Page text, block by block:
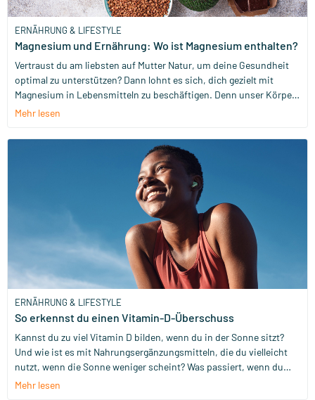
ERNÄHRUNG & LIFESTYLE
Magnesium und Ernährung: Wo ist Magnesium enthalten?
Vertraust du am liebsten auf Mutter Natur, um deine Gesundheit
optimal zu unterstützen? Dann lohnt es sich, dich gezielt mit
Magnesium in Lebensmitteln zu beschäftigen. Denn unser Körper
hat es wirklich nötig, dieses Mineral zu bekommen! Wir zeigen dir,
Einkaufszettel nicht fehlen sollten, damit es gar nicht erst dazu
Mehr lesen
ERNÄHRUNG & LIFESTYLE
So erkennst du einen Vitamin-D-Überschuss
Kannst du zu viel Vitamin D bilden, wenn du in der Sonne sitzt?
Und wie ist es mit Nahrungsergänzungsmitteln, die du vielleicht
nutzt, wenn die Sonne weniger scheint? Was passiert, wenn du
davon zu viel aufnimmst?
Mehr lesen